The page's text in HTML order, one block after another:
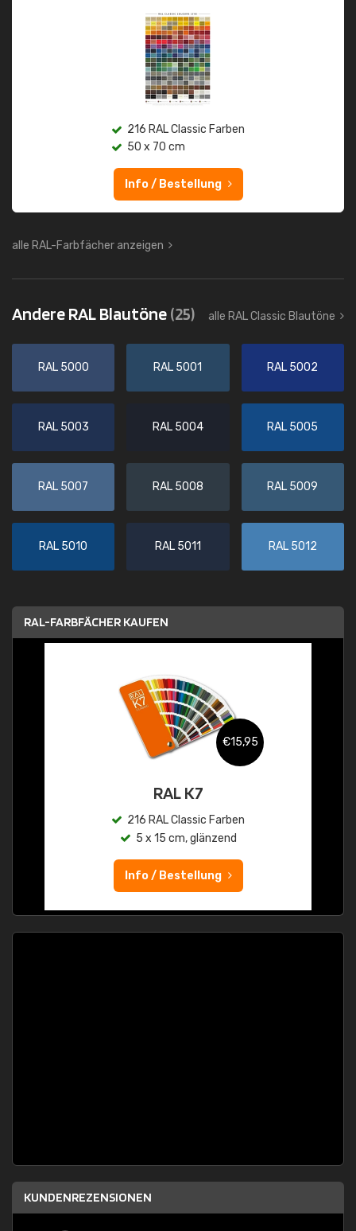
216 RAL Classic Farben
50 x 70 cm
Info / Bestellung
alle RAL-Farbfächer anzeigen
Andere RAL Blautöne(25) alle RAL Classic Blautöne
RAL 5000 RAL 5001 RAL 5002
RAL 5003 RAL 5004 RAL 5005
RAL 5007 RAL 5008 RAL 5009
RAL 5010 RAL 5011 RAL 5012
RAL-FARBFÄCHER KAUFEN
€15,95
RAL K7
216 RAL Classic Farben
5 x 15 cm, glänzend
Info / Bestellung
KUNDENREZENSIONEN